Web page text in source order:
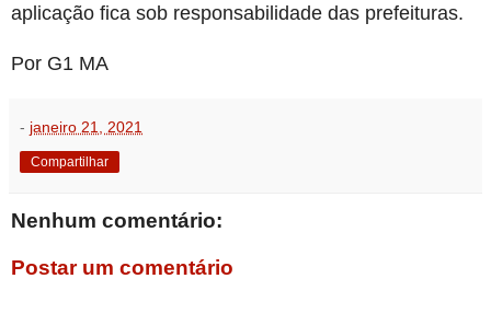
aplicação fica sob responsabilidade das prefeituras.
Por G1 MA
- janeiro 21, 2021
Compartilhar
Nenhum comentário:
Postar um comentário